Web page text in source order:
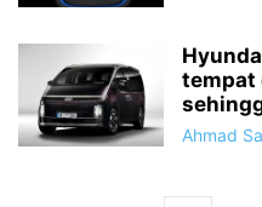
tempat
Ahmad